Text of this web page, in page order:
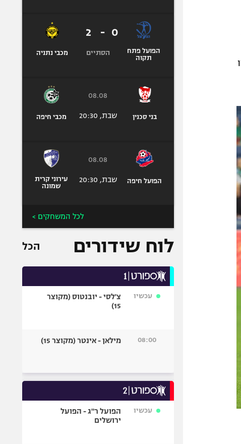
הפועל פתח
תקוה
0
-
2
הסתיים מכבי נתניה
בני סכנין
08.08
שבת, 20:30 מכבי חיפה
הפועל חיפה
08.08
שבת, 20:30
עירוני קרית
שמונה
לכל המשחקים >
לוח שידורים הכל
עכשיו
צ'לסי - יובנטוס (מקוצר
15)
08:00 מילאן - אינטר (מקוצר 15)
עכשיו
הפועל ר"ג - הפועל
ירושלים